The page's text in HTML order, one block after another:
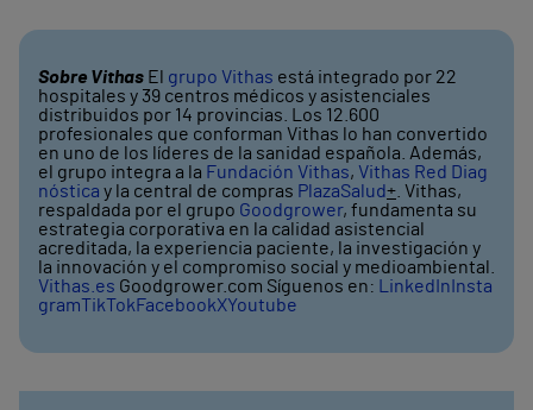
Sobre Vithas El grupo Vithas está integrado por 22
hospitales y 39 centros médicos y asistenciales
distribuidos por 14 provincias. Los 12.600
profesionales que conforman Vithas lo han convertido
en uno de los líderes de la sanidad española. Además,
el grupo integra a la Fundación Vithas, Vithas Red Diag
nóstica y la central de compras PlazaSalud+ . Vithas,
respaldada por el grupo Goodgrower, fundamenta su
estrategia corporativa en la calidad asistencial
acreditada, la experiencia paciente, la investigación y
la innovación y el compromiso social y medioambiental.
Vithas.es Goodgrower.com Síguenos en: LinkedIn Insta
gramTikTokFacebookXYoutube